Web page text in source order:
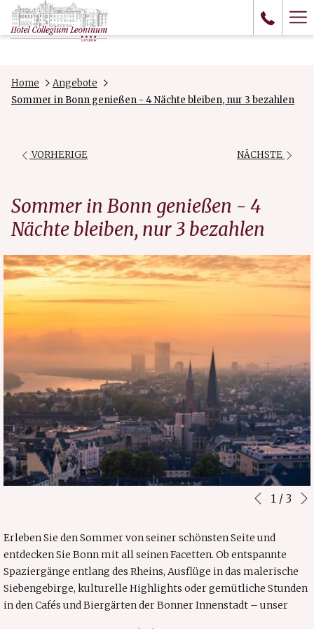
Home
Angebote
Sommer in Bonn genießen - 4 Nächte bleiben, nur 3 bezahlen
VORHERIGE NÄCHSTE
Sommer in Bonn genießen - 4
Nächte bleiben, nur 3 bezahlen
Diashow-
Durch
folgenden
Links
1 / 3
Erleben Sie den Sommer von seiner schönsten Seite und
entdecken Sie Bonn mit all seinen Facetten. Ob entspannte
Spaziergänge entlang des Rheins, Ausflüge in das malerische
Siebengebirge, kulturelle Highlights oder gemütliche Stunden
in den Cafés und Biergärten der Bonner Innenstadt – unser